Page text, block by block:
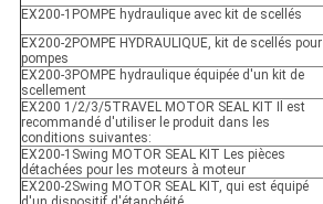
EX200-1POMPE hydraulique avec kit de scellés
EX200-2POMPE HYDRAULIQUE, kit de scellés pour
pompes
EX200-3POMPE hydraulique équipée d'un kit de
scellement
EX200 1/2/3/5TRAVEL MOTOR SEAL KIT Il est
recommandé d'utiliser le produit dans les
conditions suivantes:
EX200-1Swing MOTOR SEAL KIT Les pièces
détachées pour les moteurs à moteur
EX200-2Swing MOTOR SEAL KIT, qui est équipé